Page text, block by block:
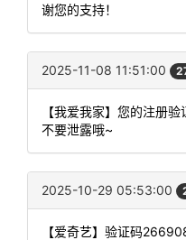
谢您的支持！
2025-11-08 11:51:00
【我爱我家】您的注册
不要泄露哦~
2025-10-29 05:53:00
【爱奇艺】验证码